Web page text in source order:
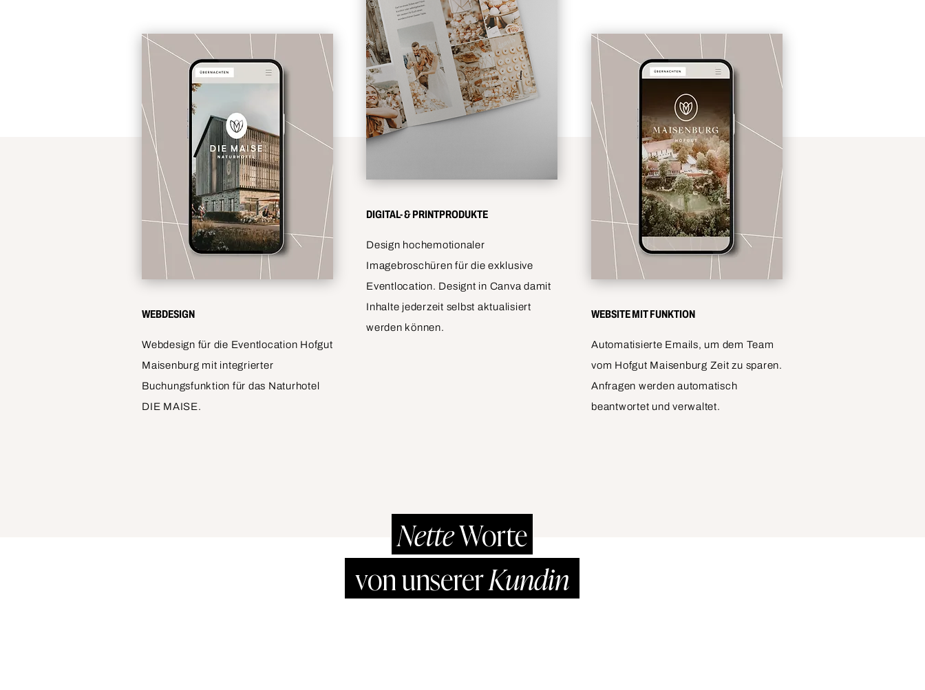
WEBDESIGN
Webdesign für die Eventlocation Hofgut
Maisenburg mit integrierter
Buchungsfunktion für das Naturhotel
DIE MAISE.
DIGITAL- & PRINTPRODUKTE
Design hochemotionaler
Imagebroschüren für die exklusive
Eventlocation. Designt in Canva damit
Inhalte jederzeit selbst aktualisiert
werden können.
WEBSITE MIT FUNKTION
Automatisierte Emails, um dem Team
vom Hofgut Maisenburg Zeit zu sparen.
Anfragen werden automatisch
beantwortet und verwaltet.
NetteWorte
von unsererKundin